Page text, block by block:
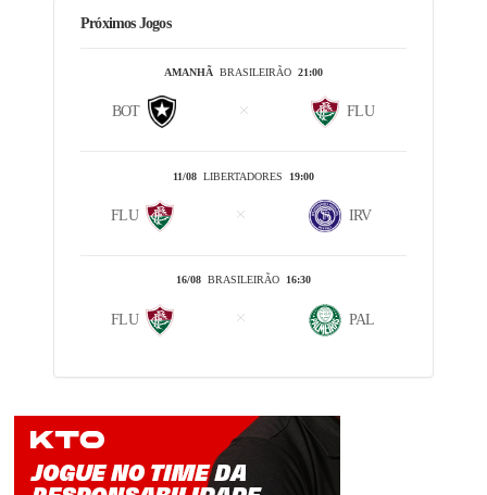
Próximos Jogos
AMANHÃBRASILEIRÃO 21:00
BOT FLU
11/08LIBERTADORES 19:00
FLU IRV
16/08BRASILEIRÃO 16:30
FLU PAL